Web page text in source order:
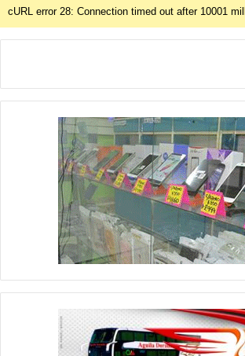
cURL error 28: Connection timed out after 10001